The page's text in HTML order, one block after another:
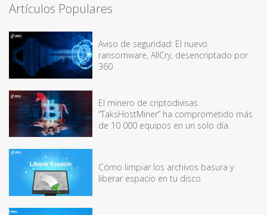
Artículos Populares
Aviso de seguridad: El nuevo
ransomware, AllCry, desencriptado por
360
El minero de criptodivisas
“TaksHostMiner” ha comprometido más
de 10 000 equipos en un solo día.
Cómo limpiar los archivos basura y
liberar espacio en tu disco